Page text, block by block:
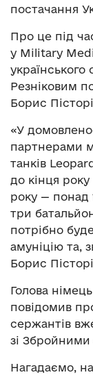
постачання
Про це під
у Military
Резніковим
Борис
«У
партнерами
танків
до кінця
року — понад
три
потрібно
амуніцію та,
Борис
Голова
повідомив
сержантів
зі
Нагадаємо,